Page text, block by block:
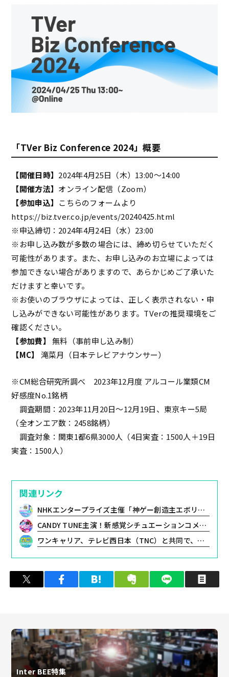
「TVer Biz Conference 2024」概要
【開催日時】 2024年4月25日（木）13:00～14:00
【開催方法】 オンライン配信（Zoom）
【参加申込】 こちらのフォームより
https://biz.tver.co.jp/events/20240425.html
※申込締切：2024年4月24日（水）23:00
※お申し込み数が多数の場合には、締め切らせていただく
可能性があります。また、お申し込みのお立場によっては
参加できない場合がありますので、あらかじめご了承いた
だけますと幸いです。
※お使いのブラウザによっては、正しく表示されない・申
し込みができない可能性があります。TVerの推奨環境をご
確認ください。
【参加費】
無料（事前申し込み制）
【MC】
滝菜月（日本テレビアナウンサー）
※CM総合研究所調べ 2023年12月度 アルコール業類CM
好感度No.1銘柄
調査期間：2023年11月20日〜12月19日、東京キー5局
（全オンエア数：2458銘柄）
調査対象：関東1都6県3000人（4日実査：1500人＋19日
実査：1500人）
関連リンク
NHKエンタープライズ主催「神ゲー創造主エボリューション」が学生ゲームクリエイターコンテスト「ゲームクリエイター甲子園」と、初の合同発表展示会を開催
CANDY TUNE主演！新感覚シチュエーションコメディドラマ『原宿てれび。』が7月1日(水)に初のオフラインイベントを豊洲PITにて開催決定！
ワンキャリア、テレビ西日本（TNC）と共同で、九州エリアの学生へ向けた特別オンライン合説イベントを6月4日(木)に配信
ツイート シェア はてブ クリップ LINEで送る
Inter BEE特集